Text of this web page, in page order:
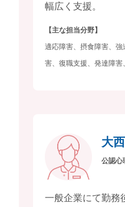
幅広く支援。
【主な担当分野】
適応障害、摂食障害、
害、復職支援、発達障害
大
公認心
一般企業にて勤務